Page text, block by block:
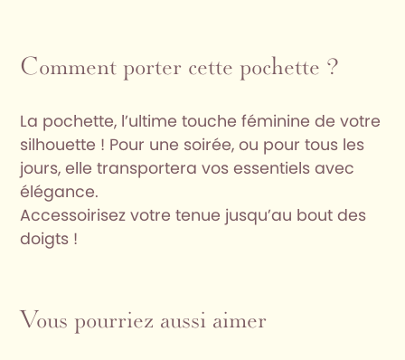
Comment porter cette pochette ?
La pochette, l’ultime touche féminine de votre
silhouette ! Pour une soirée, ou pour tous les
jours, elle transportera vos essentiels avec
élégance.
Accessoirisez votre tenue jusqu’au bout des
doigts !
Vous pourriez aussi aimer